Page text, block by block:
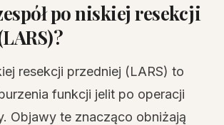
po niskiej resekcji
resekcji przedniej (LARS) to
funkcji jelit po operacji
Objawy te znacząco obniżają